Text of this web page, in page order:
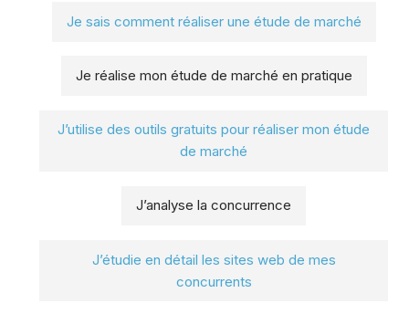
Je sais comment réaliser une étude de marché
Je réalise mon étude de marché en pratique
J’utilise des outils gratuits pour réaliser mon étude
de marché
J’analyse la concurrence
J’étudie en détail les sites web de mes
concurrents